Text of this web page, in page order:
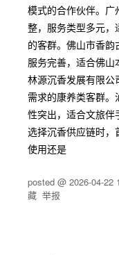
模式的合作伙伴。
整，服务类型多元
的客群。佛山市香
服务完善，适合佛
林源沉香发展有限
需求的康养类客群
性突出，适合文旅伴
选择沉香供应链时，
使用还是
posted @ 2026-04-22
藏 举报